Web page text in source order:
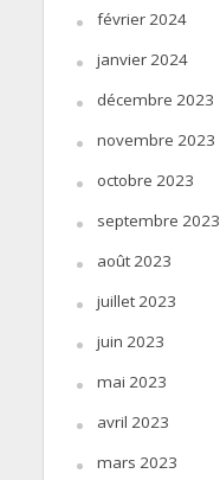
février 2024
janvier 2024
décembre 2023
novembre 2023
octobre 2023
septembre 2023
août 2023
juillet 2023
juin 2023
mai 2023
avril 2023
mars 2023